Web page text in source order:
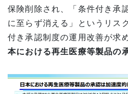
保険削除され、「条件付き
に至らず消える」というリス
付き承認制度の運用改善が求
本における再生医療等製品の